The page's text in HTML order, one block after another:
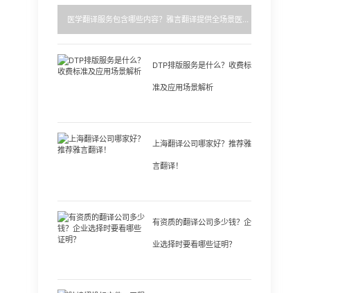
医学翻译服务包含哪些内容？雅言翻译提供全场景医学翻译解决方案
DTP排版服务是什么？收费标
准及应用场景解析
上海翻译公司哪家好？推荐雅
言翻译！
有资质的翻译公司多少钱？企
业选择时要看哪些证明？